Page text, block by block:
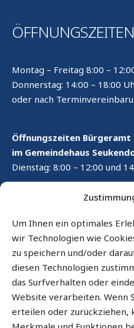
Um Ihnen ein optimales
wir Technologien wie
zu speichern und/oder
diesen Technologien
das Surfverhalten oder
Website verarbeiten. Wenn
erteilen oder zurückziehen,
ÖFFNUNGSZEITEN
Montag – Freitag 8:00 –
Donnerstag: 14:00 – 18:00
oder nach
Öffnungszeiten Bürgeramt
im Gemeindehaus
Dienstag: 8:00 – 12:00 und
RECHTLICHES
Kontaktformular
Impressum
Datenschutz
Cookie-Richtlinie (EU)
Sitemap